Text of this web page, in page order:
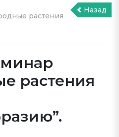
растения
Назад
растения